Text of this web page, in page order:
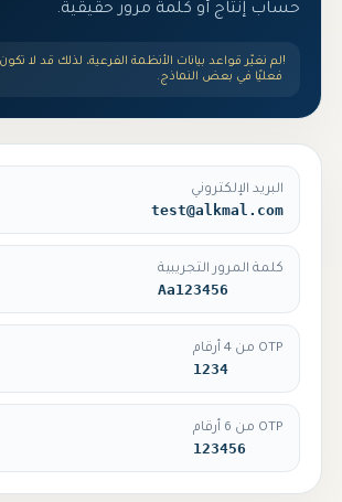
حساب إنتاج أو كلمة مرور حقيقية.
!لم نغيّر قواعد بيانات الأنظمة الفرعية، لذلك قد لا
فعليًا في بعض النماذج.
البريد الإلكتروني
test@alkmal.com
كلمة المرور التجريبية
Aa123456
OTP من 4 أرقام
1234
OTP من 6 أرقام
123456